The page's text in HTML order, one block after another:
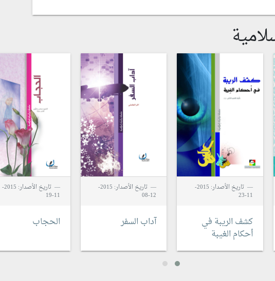
تاريخ الأصدار: 2015-
11-23
كشف الريبة في
أحكام الغيبة
تاريخ الأصدار: 2015-
12-08
آداب السفر
تاريخ الأصدار: 2015-
11-19
الحجاب